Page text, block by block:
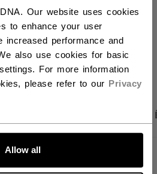
Our website uses cookies
to enhance your user
increased performance and
also use cookies for basic
For more information
please refer to our Privacy
Allow all
Y !
Retours gratuits
OUVRIR LES